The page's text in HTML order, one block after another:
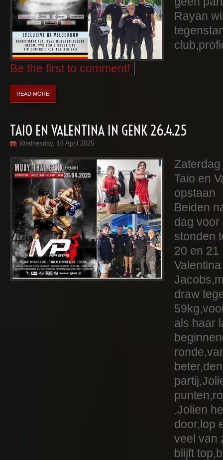
Rayan
Be the first to comment!
READ MORE
TAIO EN VALENTINA IN GENK 26.4.25
Wednesday, 16 April 2025
Taio en
opstaan
Beiden
dag voor
stonden
20 en 21
draw
als haar
,Jolien
door,lop
veel van
blijft